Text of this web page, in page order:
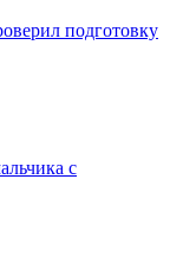
подготовку
с